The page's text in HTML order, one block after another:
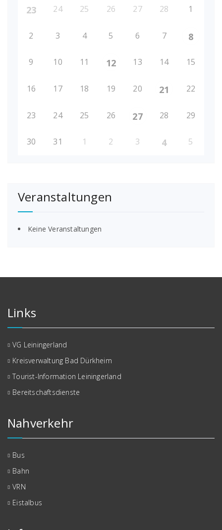
23 24 25 26 27 28 1
2 3 4 5 6 7 8
9 10 11 12 13 14 15
16 17 18 19 20 21 22
23 24 25 26 27 28 29
30 31 1 2 3 4 5
Veranstaltungen
Keine Veranstaltungen
Links
VG Leiningerland
Kreisverwaltung Bad Dürkheim
Tourist-Information Leiningerland
Bereitschaftsdienste
Nahverkehr
Bus
Bahn
VRN
Eistalbus